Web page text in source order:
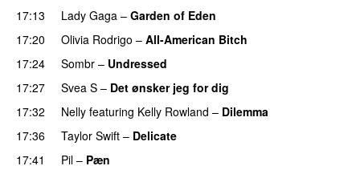
17:13
Lady Gaga – Garden of Eden
17:20
Olivia Rodrigo – All-American Bitch
17:24 Sombr – Undressed
17:27 Svea S – Det ønsker jeg for dig
17:32
Nelly featuring Kelly Rowland – Dilemma
17:36 Taylor Swift – Delicate
17:41
Pil – Pæn